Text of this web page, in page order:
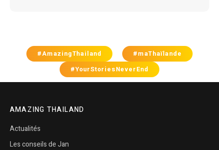
#AmazingThailand
#maThaïlande
#YourStoriesNeverEnd
AMAZING THAILAND
Actualités
Les conseils de Jan